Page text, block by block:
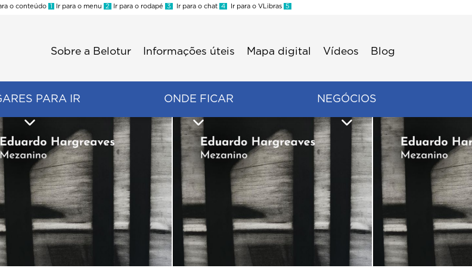
o conteúdo 1 Ir para o menu 2 Ir para o rodapé 3 Ir para o chat 4 Ir para o VLibras 5
Sobre a Belotur Informações úteis Mapa digital Vídeos Blog
PARA IR ONDE FICAR NEGÓCIOS